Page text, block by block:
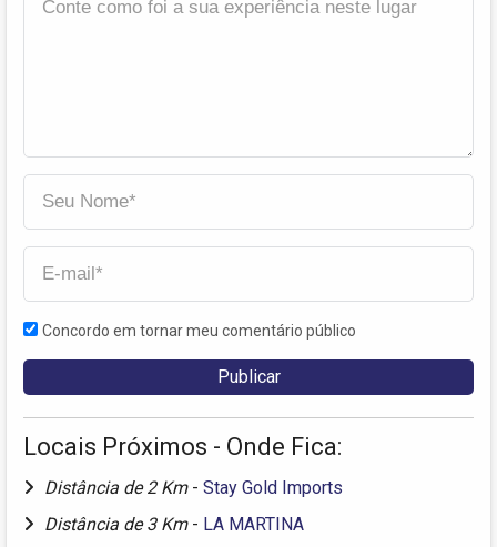
Concordo em tornar meu comentário público
Locais Próximos - Onde Fica:
Distância de 2 Km - Stay Gold Imports
Distância de 3 Km - LA MARTINA